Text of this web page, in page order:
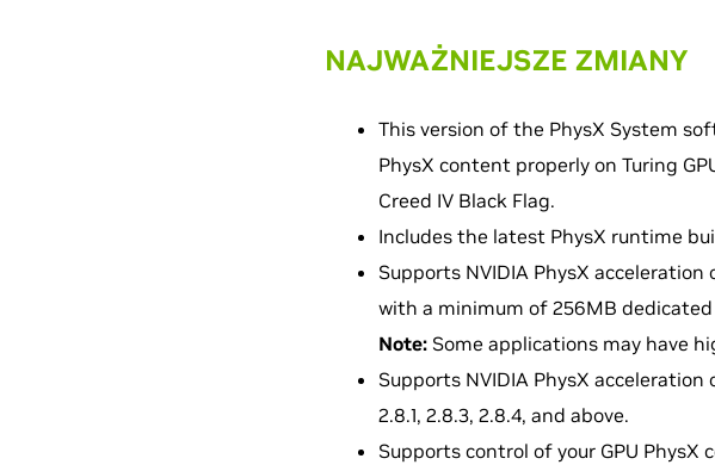
NAJWAŻNIEJSZE ZMIANY
This version of the PhysX System
PhysX content properly on Turing
Creed IV Black Flag.
Includes the latest PhysX runtime
Supports NVIDIA PhysX acceleration
with a minimum of 256MB
Note: Some applications may have
Supports NVIDIA PhysX acceleration
2.8.1, 2.8.3, 2.8.4, and above.
Supports control of your GPU